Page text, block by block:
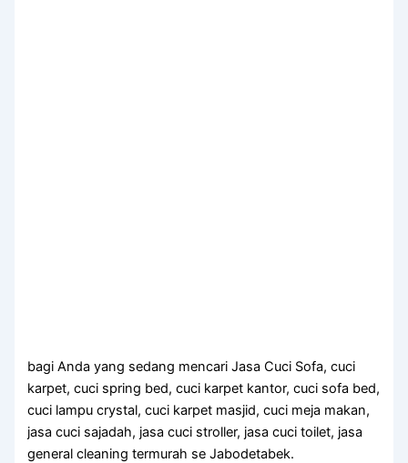
bagi Anda yang sedang mencari Jasa Cuci Sofa, cuci
karpet, cuci spring bed, cuci karpet kantor, cuci sofa bed,
cuci lampu crystal, cuci karpet masjid, cuci meja makan,
jasa cuci sajadah, jasa cuci stroller, jasa cuci toilet, jasa
general cleaning termurah se Jabodetabek.